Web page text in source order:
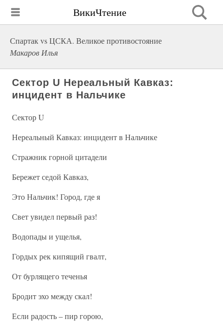
ВикиЧтение
Спартак vs ЦСКА. Великое противостояние
Макаров Илья
Сектор U Нереальный Кавказ:
инцидент в Нальчике
Сектор U
Нереальный Кавказ: инцидент в Нальчике
Стражник горной цитадели
Бережет седой Кавказ,
Это Нальчик! Город, где я
Свет увидел первый раз!
Водопады и ущелья,
Гордых рек кипящий гвалт,
От бурлящего теченья
Бродит эхо между скал!
Если радость – пир горою,